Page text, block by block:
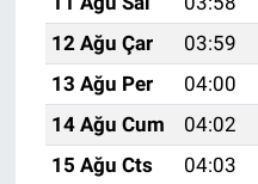
12 Ağu Çar
03:59
13 Ağu Per
04:00
14 Ağu Cum
04:02
15 Ağu Cts
04:03